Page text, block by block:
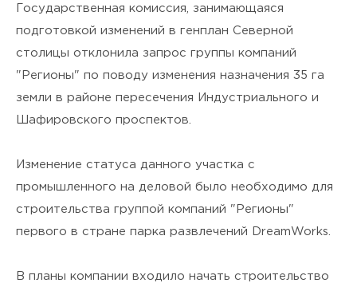
Государственная комиссия, занимающаяся
подготовкой изменений в генплан Северной
столицы отклонила запрос группы компаний
"Регионы" по поводу изменения назначения 35 га
земли в районе пересечения Индустриального и
Шафировского проспектов.
Изменение статуса данного участка с
промышленного на деловой было необходимо для
строительства группой компаний "Регионы"
первого в стране парка развлечений DreamWorks.
В планы компании входило начать строительство
ОТПРАВИТЬ
Нажимая кнопку «Отправить»,
на обработку персональных
Политикой